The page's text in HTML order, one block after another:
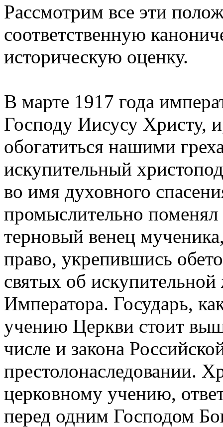
Рассмотрим все эти
соответственную
историческую оценку.
В марте 1917 года
Господу Иисусу Христу,
обогатиться нашими
искупительный
во имя духовного
промыслительно
терновый венец
право, укрепившись
святых об искупительной
Императора. Государь,
учению Церкви стоит
числе и закона
престолонаследовании.
церковному учению,
перед одним Господом